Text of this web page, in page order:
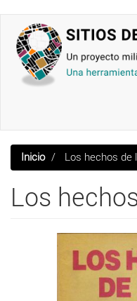
contenido
principal
Inicio Los hechos de
Los